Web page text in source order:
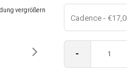
vergrößern
Cadence -
-